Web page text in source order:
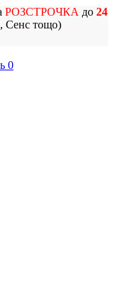
РОЗСТРОЧКА до 24
тощо)
0